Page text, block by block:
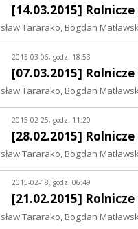
[14.03.2015]
Tararako, Bogdan
2015-03-06, godz. 18:53
[07.03.2015]
Tararako, Bogdan
2015-02-25, godz. 11:20
[28.02.2015]
Tararako, Bogdan
2015-02-18, godz. 06:49
[21.02.2015]
Tararako, Bogdan